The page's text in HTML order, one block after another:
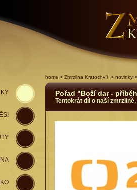
home > Zmrzlina Kratochvíl> novinky>
Pořad "Boží dar -
Tentokrát díl o naší zmrzlině,